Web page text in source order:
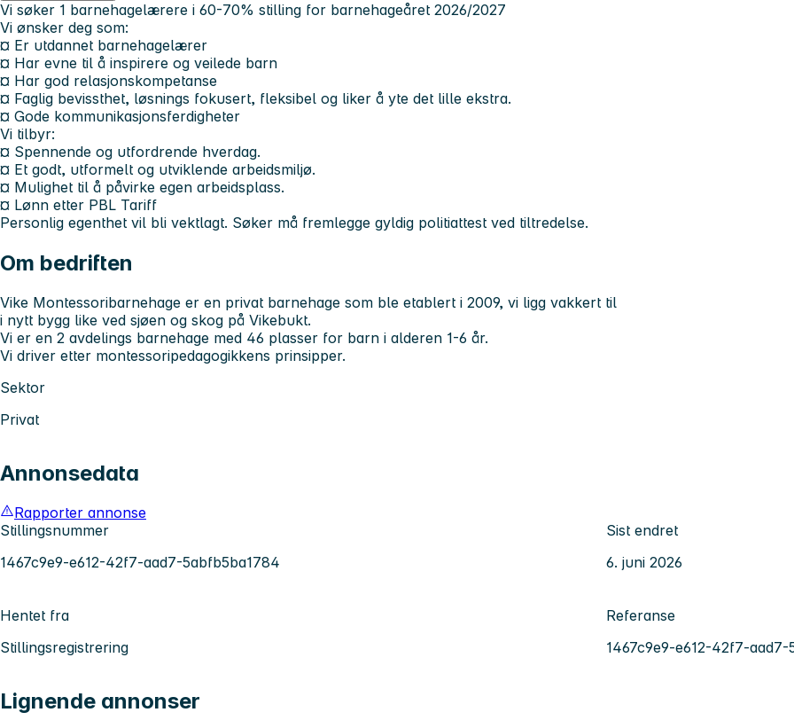
Vi søker 1 barnehagelærere i 60-70% stilling for barnehageåret 2026/2027
Vi ønsker deg som:
¤ Er utdannet barnehagelærer
¤ Har evne til å inspirere og veilede barn
¤ Har god relasjonskompetanse
¤ Faglig bevissthet, løsnings fokusert, fleksibel og liker å yte det lille ekstra.
¤ Gode kommunikasjonsferdigheter
Vi tilbyr:
¤ Spennende og utfordrende hverdag.
¤ Et godt, utformelt og utviklende arbeidsmiljø.
¤ Mulighet til å påvirke egen arbeidsplass.
¤ Lønn etter PBL Tariff
Personlig egenthet vil bli vektlagt. Søker må fremlegge gyldig politiattest ved tiltredelse.
Om bedriften
Vike Montessoribarnehage er en privat barnehage som ble etablert i 2009, vi ligg vakkert til
i nytt bygg like ved sjøen og skog på Vikebukt.
Vi er en 2 avdelings barnehage med 46 plasser for barn i alderen 1-6 år.
Vi driver etter montessoripedagogikkens prinsipper.
Sektor
Privat
Annonsedata
Rapporter annonse
Stillingsnummer
1467c9e9-e612-42f7-aad7-5abfb5ba1784
Sist endret
6. juni 2026
Hentet fra
Stillingsregistrering
Referanse
1467c9e9-e612-42f7-
Lignende annonser